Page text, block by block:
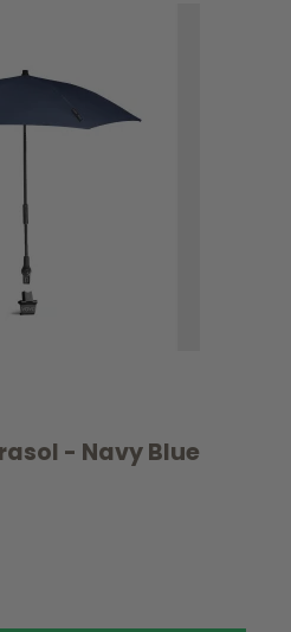
- Navy Blue